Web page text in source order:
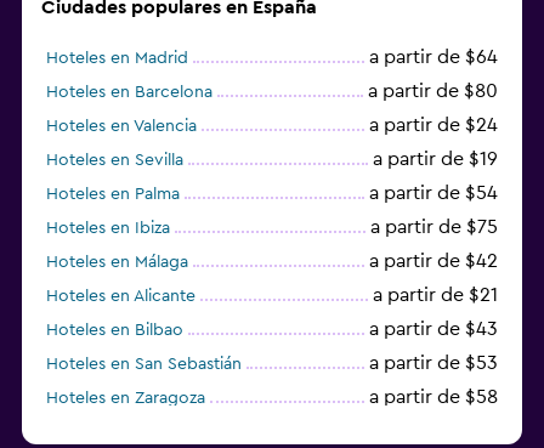
Ciudades populares en España
Hoteles en Madrid a partir de $64
Hoteles en Barcelona a partir de $80
Hoteles en Valencia a partir de $24
Hoteles en Sevilla a partir de $19
Hoteles en Palma a partir de $54
Hoteles en Ibiza a partir de $75
Hoteles en Málaga a partir de $42
Hoteles en Alicante a partir de $21
Hoteles en Bilbao a partir de $43
Hoteles en San Sebastián a partir de $53
Hoteles en Zaragoza a partir de $58